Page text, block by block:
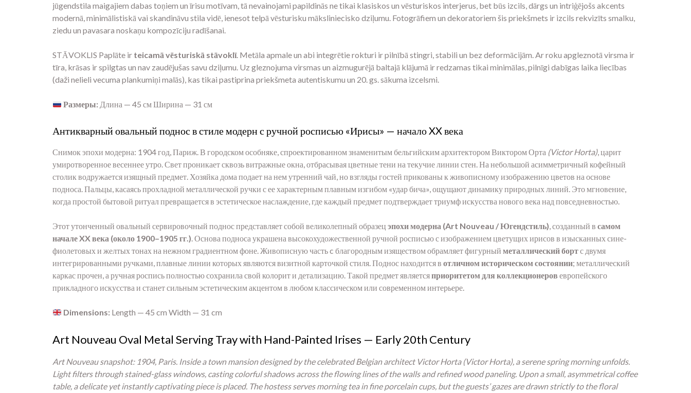
jūgendstila maigajiem dabas toņiem un īrisu motīvam, tā nevainojami papildinās ne tikai klasiskos un vēsturiskos interjerus, bet būs izcils, dārgs un intriģējošs akcents
modernā, minimālistiskā vai skandināvu stila vidē, ienesot telpā vēsturisku māksliniecisko dziļumu. Fotogrāfiem un dekoratoriem šis priekšmets ir izcils rekvizīts smalku,
ziedu un pavasara noskaņu kompozīciju radīšanai.
STĀVOKLIS Paplāte ir teicamā vēsturiskā stāvoklī. Metāla apmale un abi integrētie rokturi ir pilnībā stingri, stabili un bez deformācijām. Ar roku apgleznotā virsma ir
tīra, krāsas ir spilgtas un nav zaudējušas savu dziļumu. Uz gleznojuma virsmas un aizmugurējā baltajā klājumā ir redzamas tikai minimālas, pilnīgi dabīgas laika liecības
(daži nelieli vecuma plankumiņi malās), kas tikai pastiprina priekšmeta autentiskumu un 20. gs. sākuma izcelsmi.
Размеры: Длина — 45 см Ширина — 31 см
Антикварный овальный поднос в стиле модерн с ручной росписью «Ирисы» — начало XX века
Снимок эпохи модерна: 1904 год, Париж. В городском особняке, спроектированном знаменитым бельгийским архитектором Виктором Орта (Victor Horta), царит
умиротворенное весеннее утро. Свет проникает сквозь витражные окна, отбрасывая цветные тени на текучие линии стен. На небольшой асимметричный кофейный
столик водружается изящный предмет. Хозяйка дома подает на нем утренний чай, но взгляды гостей прикованы к живописному изображению цветов на основе
подноса. Пальцы, касаясь прохладной металлической ручки с ее характерным плавным изгибом «удар бича», ощущают динамику природных линий. Это мгновение,
когда простой бытовой ритуал превращается в эстетическое наслаждение, где каждый предмет подтверждает триумф искусства нового века над повседневностью.
Этот утонченный овальный сервировочный поднос представляет собой великолепный образец эпохи модерна (Art Nouveau / Югендстиль), созданный в самом
начале XX века (около 1900–1905 гг.). Основа подноса украшена высокохудожественной ручной росписью с изображением цветущих ирисов в изысканных сине-
фиолетовых и желтых тонах на нежном градиентном фоне. Живописную часть c благородным изяществом обрамляет фигурный металлический бортс двумя
интегрированными ручками, плавные линии которых являются визитной карточкой стиля. Поднос находится в отличном историческом состоянии; металлический
каркас прочен, а ручная роспись полностью сохранила свой колорит и детализацию. Такой предмет являетсяприоритетом для коллекционеров европейского
прикладного искусства и станет сильным эстетическим акцентом в любом классическом или современном интерьере.
Dimensions: Length — 45 cm Width — 31 cm
Art Nouveau Oval Metal Serving Tray with Hand-Painted Irises — Early 20th Century
Art Nouveau snapshot: 1904, Paris. Inside a town mansion designed by the celebrated Belgian architect Victor Horta (Victor Horta), a serene spring morning unfolds.
Light filters through stained-glass windows, casting colorful shadows across the flowing lines of the walls and refined wood paneling. Upon a small, asymmetrical coffee
table, a delicate yet instantly captivating piece is placed. The hostess serves morning tea in fine porcelain cups, but the guests’ gazes are drawn strictly to the floral